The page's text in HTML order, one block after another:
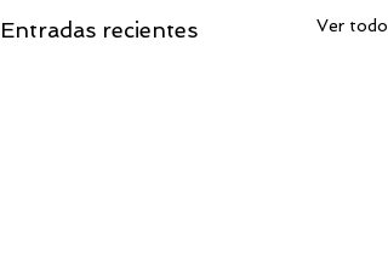
Entradas recientes Ver todo